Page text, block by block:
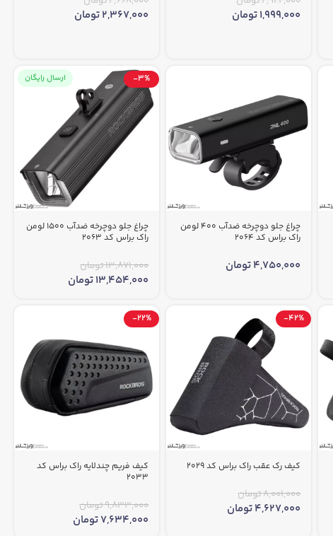
1,999,000تومان 2,367,000تومان
چراغ جلو دوچرخه ضدآب 400 لومن
راک براس کد 2064
4,750,000تومان
-3% ارسال رایگان
چراغ جلو دوچرخه ضدآب 1500 لومن
راک براس کد 2063
13,871,000تومان
13,454,000تومان
-42%
کیف رک عقب راک براس کد 2029
8,001,000تومان
4,627,000تومان
-22%
کیف فریم چندلایه راک براس کد
2033
9,833,000تومان
7,634,000تومان